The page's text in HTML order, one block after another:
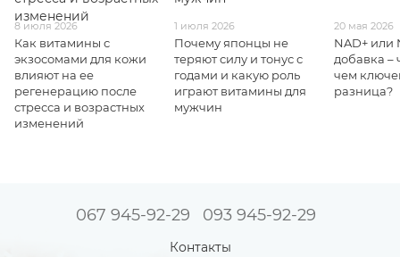
8 июля 2026
Как витамины с
экзосомами для кожи
влияют на ее
регенерацию после
стресса и возрастных
изменений
1 июля 2026
Почему японцы не
теряют силу и тонус с
годами и какую роль
играют витамины для
мужчин
20 мая 2026
NAD+ или
добавка –
чем
разница?
067 945-92-29 093 945-92-29
Контакты